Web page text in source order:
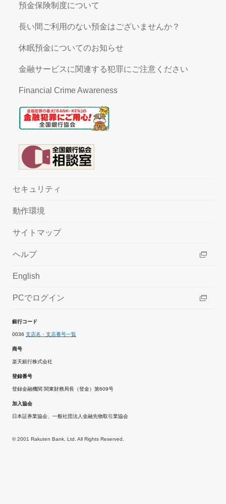
預金保険制度について
長い間ご利用のない預金はございませんか？
休眠預金についてのお知らせ
金融サービスに関連する犯罪にご注意ください
Financial Crime Awareness
セキュリティ
動作環境
サイトマップ
ヘルプ
English
PCでログイン
銀行コード
0036 支店名・支店番号一覧
商号
楽天銀行株式会社
登録番号
登録金融機関 関東財務局長（登金）第609号
加入協会
日本証券業協会、一般社団法人金融先物取引業協会
© 2001 Rakuten Bank, Ltd. All Rights Reserved.